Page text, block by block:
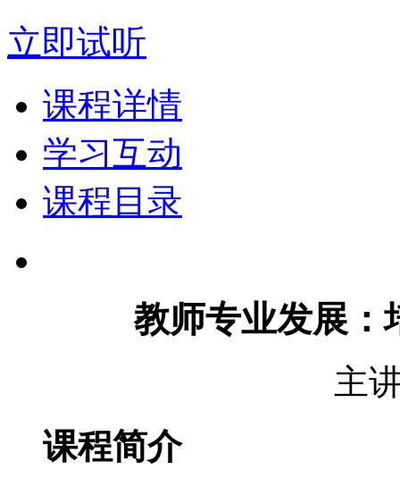
立即试听
课程详情
学习互动
课程目录
教师专业发展：
主
课程简介